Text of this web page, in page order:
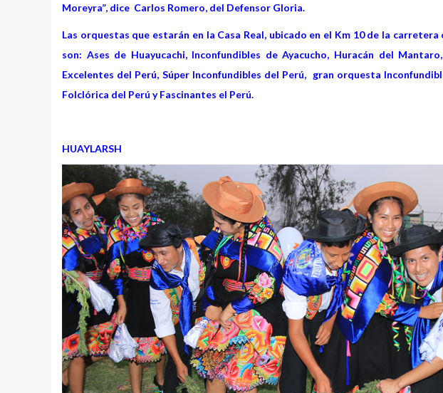
Moreyra”, dice Carlos Romero, del Defensor Gloria.
Las orquestas que estarán en la Casa Real, ubicado en el Km 10 de la
son: Ases de Huayucachi, Inconfundibles de Ayacucho, Huracán del Mantaro,
Excelentes del Perú, Súper Inconfundibles del Perú, gran orquesta
Folclórica del Perú y Fascinantes el Perú.
HUAYLARSH